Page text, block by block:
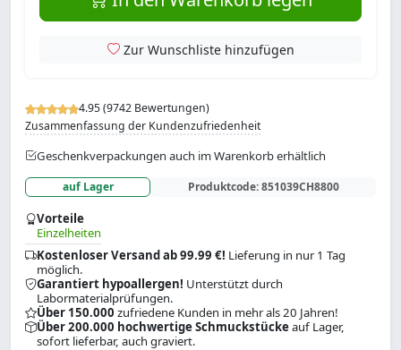
4.95 (9742 Bewertungen)
Zusammenfassung der Kundenzufriedenheit
Geschenkverpackungen auch im Warenkorb erhältlich
auf Lager Produktcode:851039CH8800
Vorteile
Einzelheiten
Kostenloser Versand ab 99.99 €! Lieferung in nur 1 Tag
möglich.
Garantiert hypoallergen! Unterstützt durch
Labormaterialprüfungen.
Über 150.000 zufriedene Kunden in mehr als 20 Jahren!
Über 200.000 hochwertige Schmuckstückeauf Lager,
sofort lieferbar, auch graviert.
Zur Wunschliste hinzufügen